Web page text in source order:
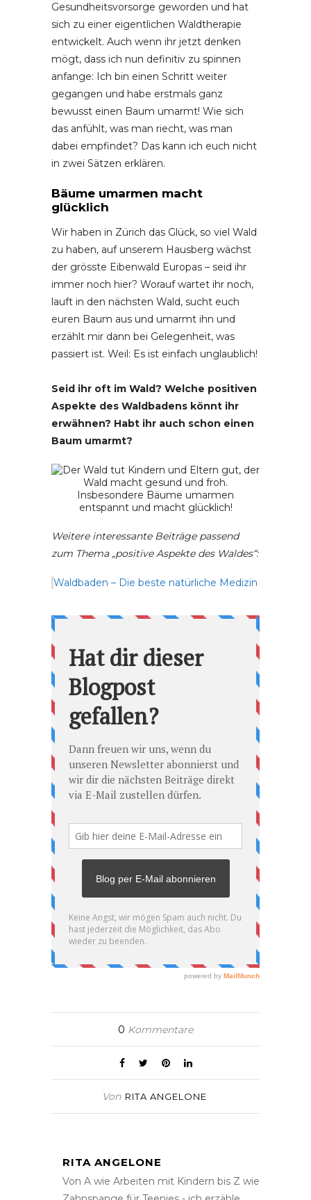
Gesundheitsvorsorge geworden und hat
sich zu einer eigentlichen Waldtherapie
entwickelt. Auch wenn ihr jetzt denken
mögt, dass ich nun definitiv zu spinnen
anfange: Ich bin einen Schritt weiter
gegangen und habe erstmals ganz
bewusst einen Baum umarmt! Wie sich
das anfühlt, was man riecht, was man
dabei empfindet? Das kann ich euch nicht
in zwei Sätzen erklären.
Bäume umarmen macht
glücklich
Wir haben in Zürich das Glück, so viel Wald
zu haben, auf unserem Hausberg wächst
der grösste Eibenwald Europas – seid ihr
immer noch hier? Worauf wartet ihr noch,
lauft in den nächsten Wald, sucht euch
euren Baum aus und umarmt ihn und
erzählt mir dann bei Gelegenheit, was
passiert ist. Weil: Es ist einfach unglaublich!
Seid ihr oft im Wald? Welche positiven
Aspekte des Waldbadens könnt ihr
erwähnen? Habt ihr auch schon einen
Baum umarmt?
Weitere interessante Beiträge passend
zum Thema „positive Aspekte des Waldes“:
Waldbaden – Die beste natürliche Medizin
0 Kommentare
Von RITA ANGELONE
RITA ANGELONE
Von A wie Arbeiten mit Kindern bis Z wie